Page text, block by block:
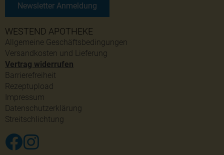
WESTEND APOTHEKE
Allgemeine Geschäftsbedingungen
Versandkosten und Lieferung
Vertrag widerrufen
Barrierefreiheit
Rezeptupload
Impressum
Datenschutzerklärung
Streitschlichtung
Newsletter Anmeldung